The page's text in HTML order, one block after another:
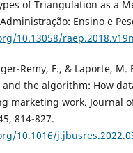
of Triangulation as a
Ensino e
10.13058/
Remy, F., & Laporte, M.
the algorithm: How
marketing work. Journal
814-827.
10.1016/